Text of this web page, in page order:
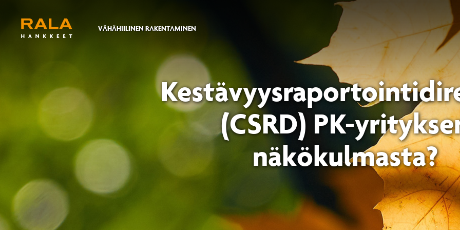
VÄHÄHIILINEN RAKENTAMINEN
(CSRD) PK-
näkökulmasta?